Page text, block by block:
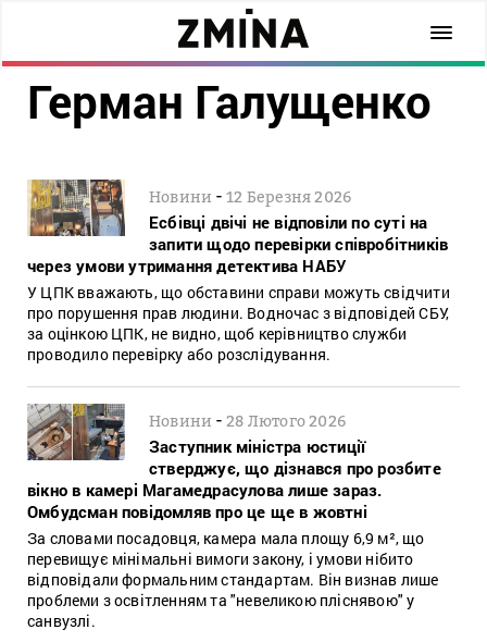
Герман Галущенко
Новини -12 Березня 2026
Есбівці двічі не відповіли по суті на
запити щодо перевірки співробітників
через умови утримання детектива НАБУ
У ЦПК вважають, що обставини справи можуть свідчити
про порушення прав людини. Водночас з відповідей СБУ,
за оцінкою ЦПК, не видно, щоб керівництво служби
проводило перевірку або розслідування.
Новини -28 Лютого 2026
Заступник міністра юстиції
стверджує, що дізнався про розбите
вікно в камері Магамедрасулова лише зараз.
Омбудсман повідомляв про це ще в жовтні
За словами посадовця, камера мала площу 6,9 м², що
перевищує мінімальні вимоги закону, і умови нібито
відповідали формальним стандартам. Він визнав лише
проблеми з освітленням та "невеликою пліснявою" у
санвузлі.